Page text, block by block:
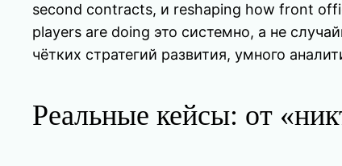
second contracts, и reshaping how front
players are doing это системно, а не
чётких стратегий развития, умного
Реальные кейсы: от